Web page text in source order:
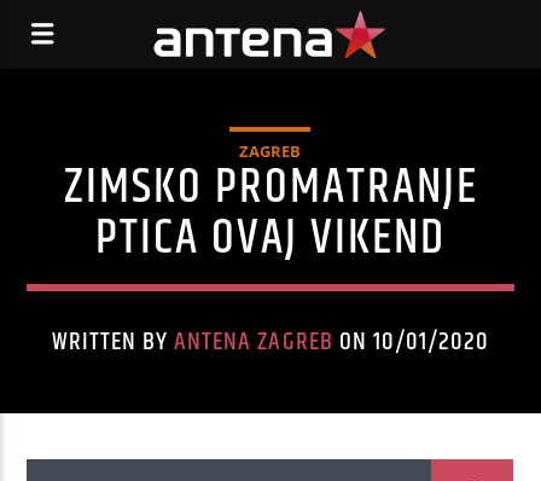
ZAGREB
ZIMSKO PROMATRANJE
PTICA OVAJ VIKEND
WRITTEN BYANTENA ZAGREB ON 10/01/2020